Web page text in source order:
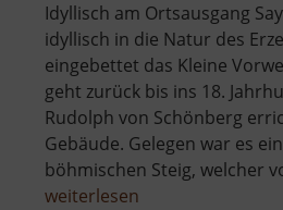
Idyllisch am Ortsausgang
idyllisch in die Natur des
eingebettet das Kleine
geht zurück bis ins 18.
Rudolph von Schönberg
Gebäude. Gelegen war es
böhmischen Steig, welcher
weiterlesen